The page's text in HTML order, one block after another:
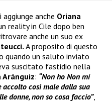
anche Oriana
reality in Cile dopo ben
anche un suo ex
A proposito di questo
quando un saluto inviato
suscitato fastidio nella
Aránguiz: “Non ho Non mi
così male dalla sua
donne, non so cosa faccio”,